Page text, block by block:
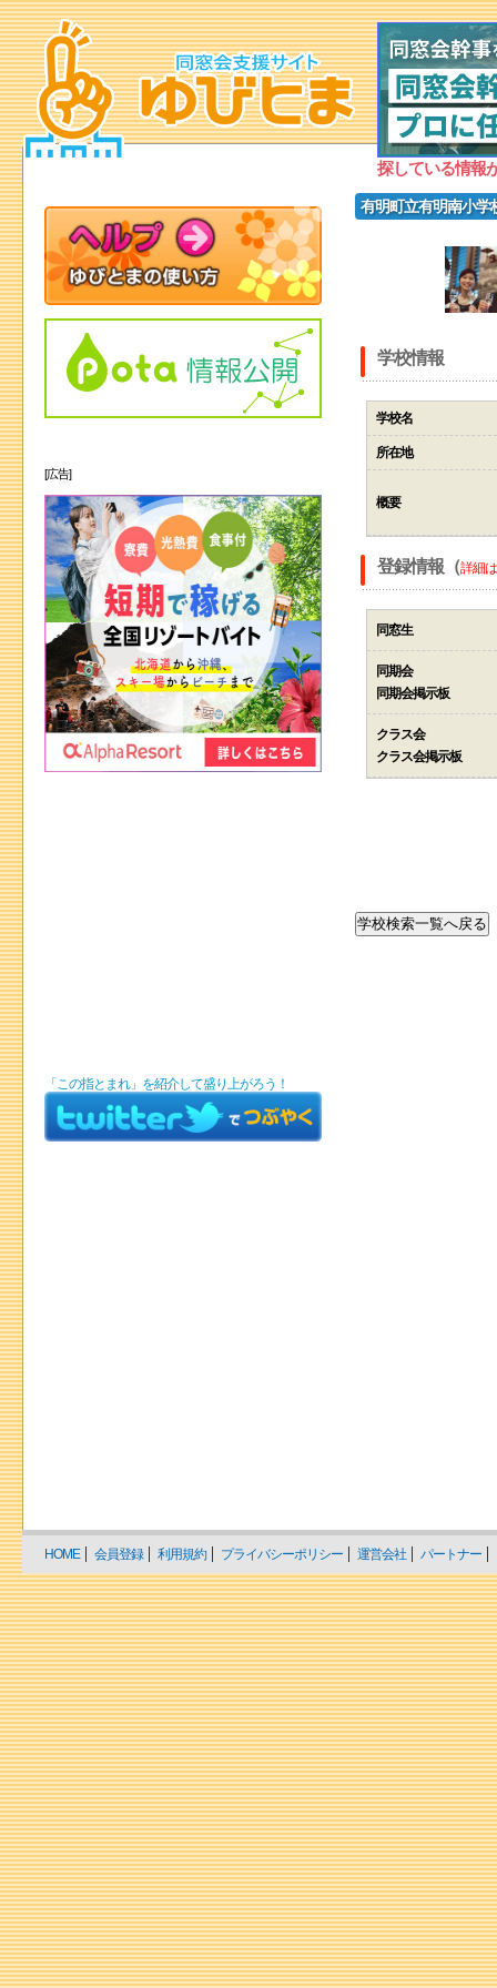
探している情報
有明町立有明南小学
学校情報
学校名
所在地
概要
登録情報（詳細
同窓生
同期会
同期会掲示板
クラス会
クラス会掲示板
[広告]
「この指とまれ」を紹介して盛り上がろう！
HOME 会員登録 利用規約 プライバシーポリシー 運営会社 パートナー